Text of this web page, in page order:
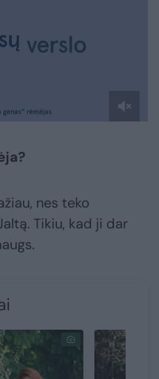
nes teko
Tikiu, kad ji dar